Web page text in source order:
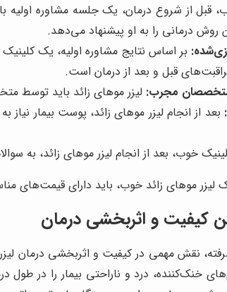
قبل از شروع درمان، یک جلسه مشاوره اولیه
روش درمانی را به او پیشنهاد می‌دهد.
بر اساس نتایج مشاوره اولیه، یک
قبل و بعد از درمان است.
متخصصان مجرب: لیزر موهای زائد باید توسط
بعد از انجام لیزر موهای زائد، پوست بیمار
خوب، بعد از انجام لیزر موهای زائد، به
لیزر موهای زائد خوب، باید دارای قیمت‌های
کیفیت و اثربخشی درمان
نقش مهمی در کیفیت و اثربخشی
خنک‌کننده، درد و ناراحتی بیمار را در